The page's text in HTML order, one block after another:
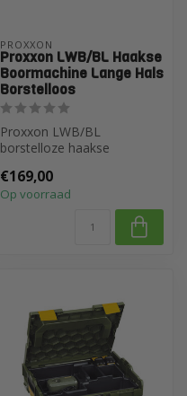
PROXXON
Proxxon LWB/BL Haakse
Boormachine Lange Hals
Borstelloos
Proxxon LWB/BL
borstelloze haakse
hals. 250W, 16.000 TPM. ...
€169,00
Op voorraad